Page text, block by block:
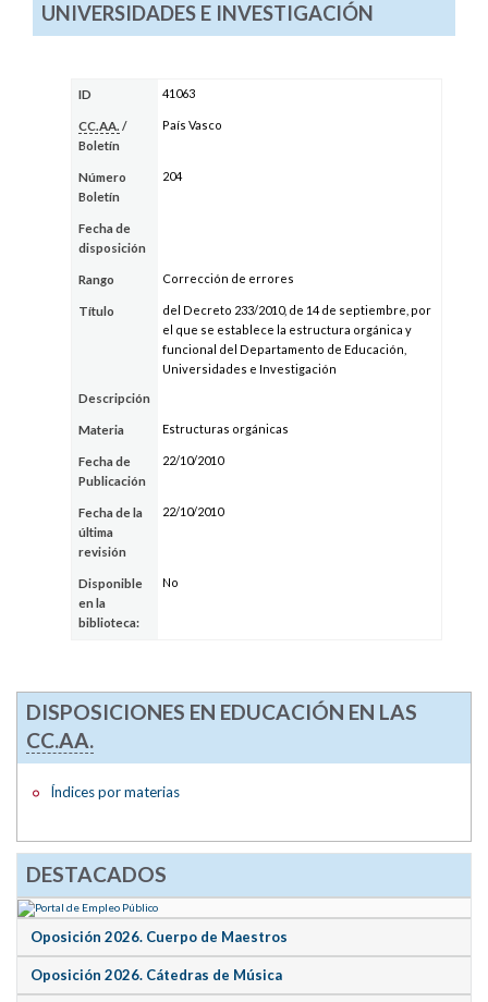
UNIVERSIDADES E INVESTIGACIÓN
ID 41063
CC.AA. /
Boletín
País Vasco
Número
Boletín
204
Fecha de
disposición
Rango Corrección de errores
Título
del Decreto 233/2010, de 14 de septiembre, por
el que se establece la estructura orgánica y
funcional del Departamento de Educación,
Universidades e Investigación
Descripción
Materia Estructuras orgánicas
Fecha de
Publicación
22/10/2010
Fecha de la
última
revisión
22/10/2010
Disponible
en la
biblioteca:
No
DISPOSICIONES EN EDUCACIÓN EN LAS
CC.AA.
Índices por materias
DESTACADOS
Oposición 2026. Cuerpo de Maestros
Oposición 2026. Cátedras de Música